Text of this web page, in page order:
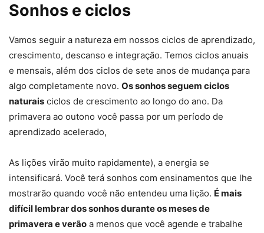
Sonhos e ciclos
Vamos seguir a natureza em nossos ciclos de aprendizado,
crescimento, descanso e integração. Temos ciclos anuais
e mensais, além dos ciclos de sete anos de mudança para
algo completamente novo. Os sonhos seguem ciclos
naturais ciclos de crescimento ao longo do ano. Da
primavera ao outono você passa por um período de
aprendizado acelerado,
As lições virão muito rapidamente), a energia se
intensificará. Você terá sonhos com ensinamentos que lhe
mostrarão quando você não entendeu uma lição. É mais
difícil lembrar dos sonhos durante os meses de
primavera e verão a menos que você agende e trabalhe